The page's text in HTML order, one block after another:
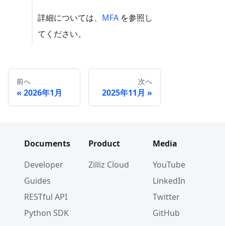
詳細については、 MFA を参照し
てください。
前へ
2026年1月
次へ
2025年11月
Documents
Developer
Guides
RESTful API
Python SDK
Product
Zilliz Cloud
Media
YouTube
LinkedIn
Twitter
GitHub